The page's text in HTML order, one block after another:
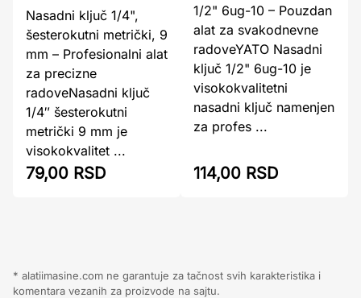
Nasadni ključ 1/4",
šesterokutni metrički, 9
mm – Profesionalni alat
za precizne
radoveNasadni ključ
1/4″ šesterokutni
metrički 9 mm je
visokokvalitet ...
79,00 RSD
1/2" 6ug-10 – Pouzdan
alat za svakodnevne
radoveYATO Nasadni
ključ 1/2" 6ug-10 je
visokokvalitetni
nasadni ključ namenjen
za profes ...
114,00 RSD
* alatiimasine.com ne garantuje za tačnost svih karakteristika i
komentara vezanih za proizvode na sajtu.